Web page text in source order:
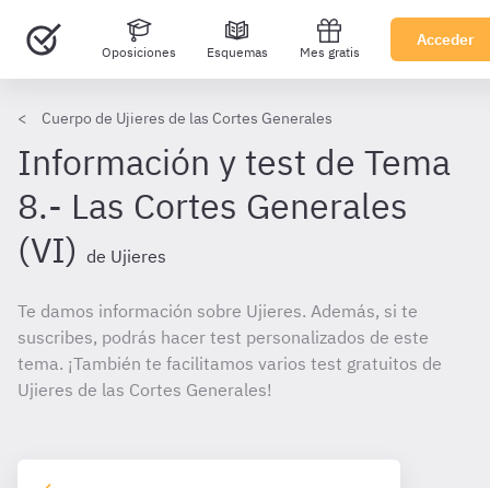
Oposiciones Esquemas Mes gratis
Acceder
Cuerpo de Ujieres de las Cortes Generales
Información y test de Tema
8.- Las Cortes Generales
(VI) de Ujieres
Te damos información sobre Ujieres. Además, si te
suscribes, podrás hacer test personalizados de este
tema. ¡También te facilitamos varios test gratuitos de
Ujieres de las Cortes Generales!